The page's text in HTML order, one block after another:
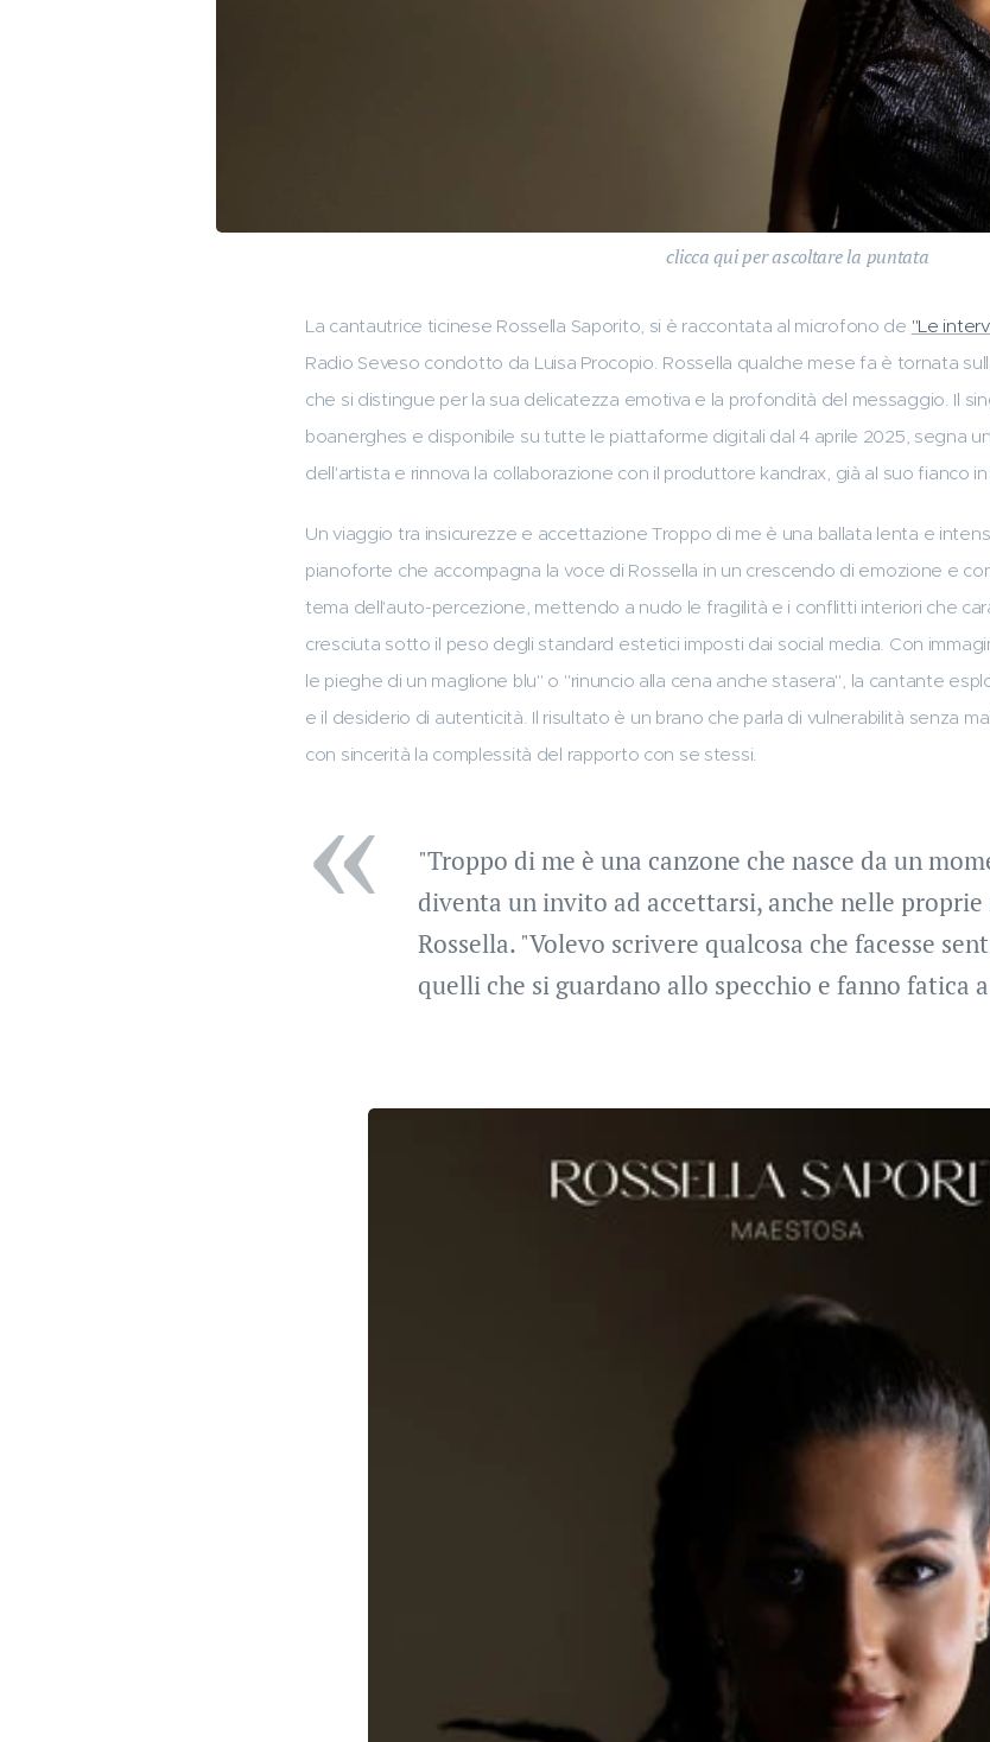
clicca qui per ascoltare la puntata
La cantautrice ticinese Rossella Saporito, si è raccontata al microfono de "Le
Radio Seveso condotto da Luisa Procopio. Rossella qualche mese fa è tornata
che si distingue per la sua delicatezza emotiva e la profondità del messaggio. Il
boanerghes e disponibile su tutte le piattaforme digitali dal 4 aprile 2025, segna
dell'artista e rinnova la collaborazione con il produttore kandrax, già al suo fianco
Un viaggio tra insicurezze e accettazione Troppo di me è una ballata lenta e
pianoforte che accompagna la voce di Rossella in un crescendo di emozione e
tema dell'auto-percezione, mettendo a nudo le fragilità e i conflitti interiori che
cresciuta sotto il peso degli standard estetici imposti dai social media. Con
le pieghe di un maglione blu" o "rinuncio alla cena anche stasera", la cantante
e il desiderio di autenticità. Il risultato è un brano che parla di vulnerabilità senza
con sincerità la complessità del rapporto con se stessi.
"Troppo di me è una canzone che nasce da un
diventa un invito ad accettarsi, anche nelle
Rossella. "Volevo scrivere qualcosa che facesse
quelli che si guardano allo specchio e fanno fatica